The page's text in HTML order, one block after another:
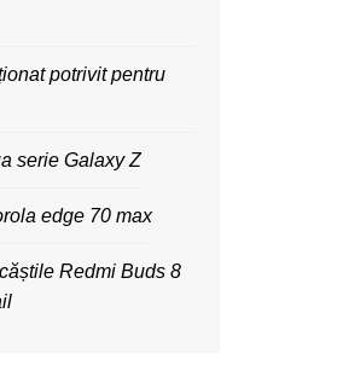
potrivit pentru
serie Galaxy Z
edge 70 max
Redmi Buds 8